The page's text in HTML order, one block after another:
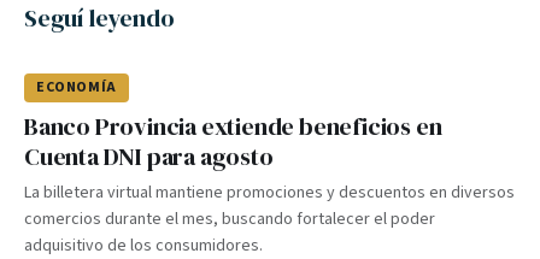
Seguí leyendo
ECONOMÍA
Banco Provincia extiende beneficios en
Cuenta DNI para agosto
La billetera virtual mantiene promociones y descuentos en diversos
comercios durante el mes, buscando fortalecer el poder
adquisitivo de los consumidores.